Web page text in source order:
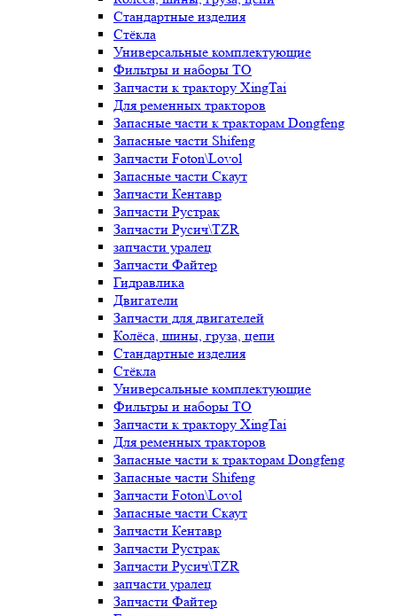
Стандартные изделия
Стёкла
Универсальные комплектующие
Фильтры и наборы ТО
Запчасти к трактору XingTai
Для ременных тракторов
Запасные части к тракторам Dongfeng
Запасные части Shifeng
Запчасти Foton\Lovol
Запасные части Скаут
Запчасти Кентавр
Запчасти Рустрак
Запчасти Русич\TZR
запчасти уралец
Запчасти Файтер
Гидравлика
Двигатели
Запчасти для двигателей
Колёса, шины, груза, цепи
Стандартные изделия
Стёкла
Универсальные комплектующие
Фильтры и наборы ТО
Запчасти к трактору XingTai
Для ременных тракторов
Запасные части к тракторам Dongfeng
Запасные части Shifeng
Запчасти Foton\Lovol
Запасные части Скаут
Запчасти Кентавр
Запчасти Рустрак
Запчасти Русич\TZR
запчасти уралец
Запчасти Файтер